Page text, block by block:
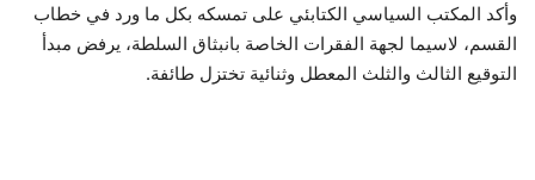
وأكد المكتب السياسي الكتابئي على تمسكه بكل ما ورد في خطاب
القسم، لاسيما لجهة الفقرات الخاصة بانبثاق السلطة، يرفض مبدأ
التوقيع الثالث والثلث المعطل وثنائية تختزل طائفة.